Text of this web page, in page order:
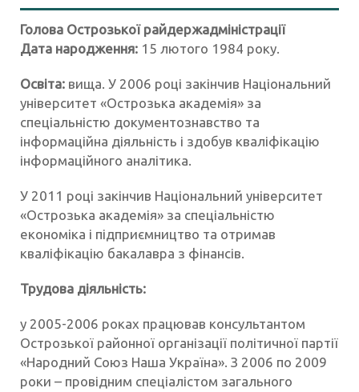
Голова Острозької райдержадміністрації
Дата народження: 15 лютого 1984 року.
Освіта: вища. У 2006 році закінчив Національний
університет «Острозька академія» за
спеціальністю документознавство та
інформаційна діяльність і здобув кваліфікацію
інформаційного аналітика.
У 2011 році закінчив Національний університет
«Острозька академія» за спеціальністю
економіка і підприємництво та отримав
кваліфікацію бакалавра з фінансів.
Трудова діяльність:
у 2005-2006 роках працював консультантом
Острозької районної організації політичної партії
«Народний Союз Наша Україна». З 2006 по 2009
роки – провідним спеціалістом загального